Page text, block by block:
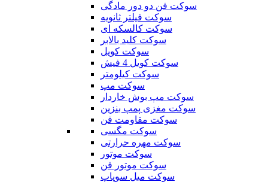
سوکت فن دو دور مادگی
سوکت فیلتر ثانویه
سوکت کالسکه ای
سوکت کلید بالابر
سوکت کویل
سوکت کویل 4 فیش
سوکت کیلومتر
سوکت مپ
سوکت مپ بوش خاردار
سوکت مغزی پمپ بنزین
سوکت مقاومت فن
سوکت مگسی
سوکت مهره حرارتی
سوکت موتور
سوکت موتور فن
سوکت میل سوپاپ